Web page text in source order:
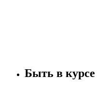
Быть в курсе